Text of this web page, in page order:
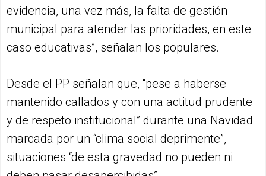
evidencia, una vez más, la falta de gestión
municipal para atender las prioridades, en este
caso educativas”, señalan los populares.
Desde el PP señalan que, “pese a haberse
mantenido callados y con una actitud prudente
y de respeto institucional” durante una Navidad
marcada por un “clima social deprimente”,
situaciones “de esta gravedad no pueden ni